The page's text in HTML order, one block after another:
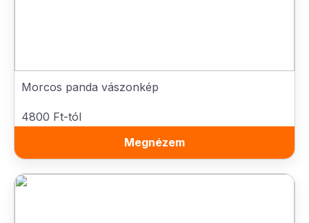
Morcos panda vászonkép
4800 Ft-tól
Megnézem